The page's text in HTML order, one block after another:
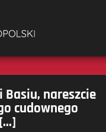
Muzea
Wielkopolski
Basiu, nareszcie
cudownego